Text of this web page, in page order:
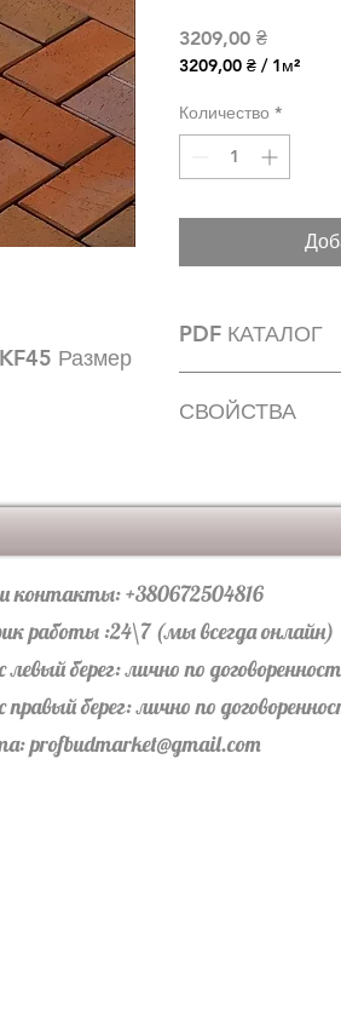
Размер
3209,00 ₴Цена
3209,00 ₴ / 1м²
за
1
Квадратный
метр
Количество *
PDF КАТАЛОГ
СВОЙСТВА
грубую
хорошо видна
контакты: +380672504816
работы :24\7 (мы всегда онлайн)
берег: лично по
берег: лично по
profbudmarket@gmail.com